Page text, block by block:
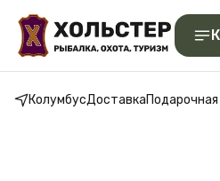
КолумбусДоставка